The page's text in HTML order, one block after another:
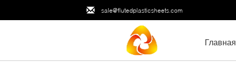
sale@flutedplasticsheets.com